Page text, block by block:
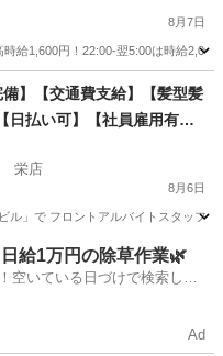
会」の運営サポートスタ
心の案内業務
8月7日
給1,600円！22:00-翌5:00は時給
】【交通費支給】【髪型髪
日払い可】【社員雇用有】
ロントスタッフ☆稼ぎたい
栄店
8月6日
ル」で フロントアルバイトスタッフ
スタッフ
日給1万円の除草作業🌿
空いている日づけで検索して
Ad